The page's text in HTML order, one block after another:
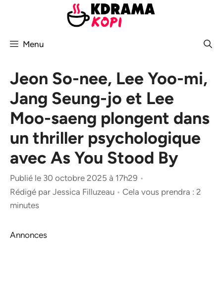
Menu
Jeon So-nee, Lee Yoo-mi,
Jang Seung-jo et Lee
Moo-saeng plongent dans
un thriller psychologique
avec As You Stood By
Publié le 30 octobre 2025 à 17h29 •
Rédigé par Jessica Filluzeau • Cela vous prendra : 2
minutes
Annonces